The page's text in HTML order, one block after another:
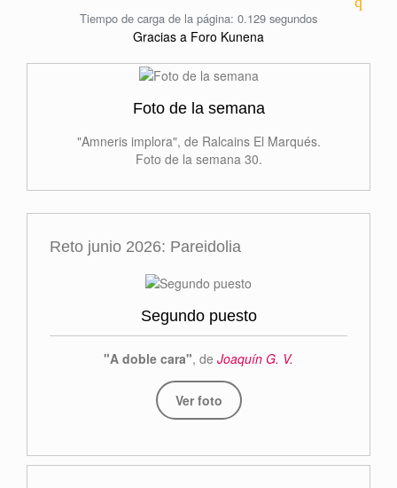
Tiempo de carga de la página: 0.129 segundos
Gracias a Foro Kunena
Foto de la semana
"Amneris implora", de Ralcains El Marqués.
Foto de la semana 30.
Reto junio 2026: Pareidolia
Segundo puesto
"A doble cara", de Joaquín G. V.
Ver foto